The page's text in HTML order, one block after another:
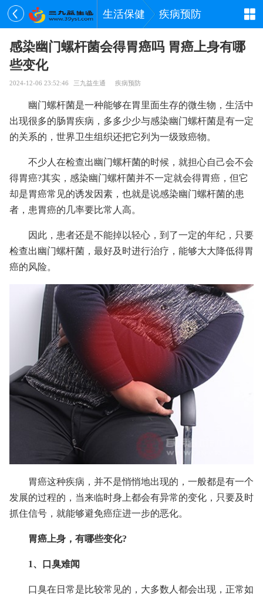
生活保健 疾病预防
感染幽门螺杆菌会得胃癌吗 胃癌上身有哪
些变化
2024-12-06 23:52:46 三九益生通 疾病预防
幽门螺杆菌是一种能够在胃里面生存的微生物，生活中
出现很多的肠胃疾病，多多少少与感染幽门螺杆菌是有一定
的关系的，世界卫生组织还把它列为一级致癌物。
不少人在检查出幽门螺杆菌的时候，就担心自己会不会
得胃癌?其实，感染幽门螺杆菌并不一定就会得胃癌，但它
却是胃癌常见的诱发因素，也就是说感染幽门螺杆菌的患
者，患胃癌的几率要比常人高。
因此，患者还是不能掉以轻心，到了一定的年纪，只要
检查出幽门螺杆菌，最好及时进行治疗，能够大大降低得胃
癌的风险。
胃癌这种疾病，并不是悄悄地出现的，一般都是有一个
发展的过程的，当来临时身上都会有异常的变化，只要及时
抓住信号，就能够避免癌症进一步的恶化。
胃癌上身，有哪些变化?
1、口臭难闻
口臭在日常是比较常见的，大多数人都会出现，正常如